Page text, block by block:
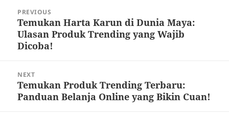
navigation
PREVIOUS
Previous
post:
Temukan Harta Karun di Dunia Maya:
Ulasan Produk Trending yang Wajib
Dicoba!
NEXT
Next
post:
Temukan Produk Trending Terbaru:
Panduan Belanja Online yang Bikin Cuan!